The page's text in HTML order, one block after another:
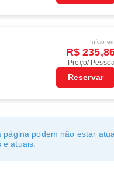
Início
R$
Preço/
Reservar
podem não estar
atuais.